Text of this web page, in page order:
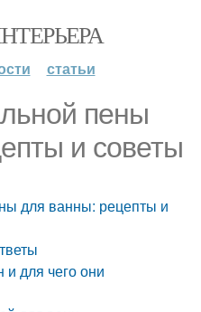
статьи
пены
и советы
для ванны: рецепты и
и для чего они